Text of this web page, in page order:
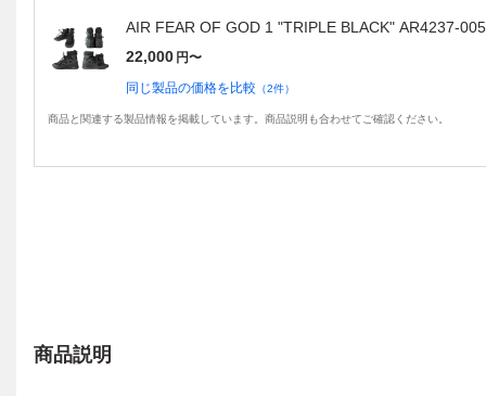
AIR FEAR OF GOD 1 "TRIPLE BLACK" AR4237-
22,000 円〜
同じ製品の価格を比較 （2件）
商品と関連する製品情報を掲載しています。商品説明も合わせてご確認ください。
商品説明